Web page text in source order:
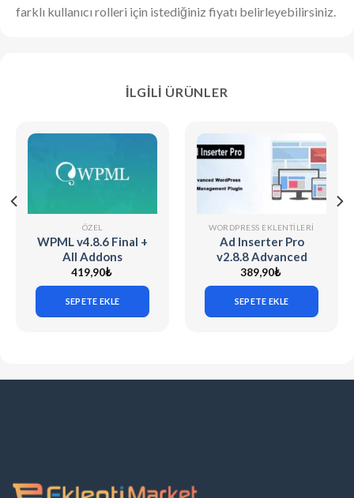
farklı kullanıcı rolleri için istediğiniz fiyatı belirleyebilirsiniz.
İLGILI ÜRÜNLER
ÖZEL
WPML v4.8.6 Final +
All Addons
419,90₺
SEPETE EKLE
WORDPRESS EKLENTILERI
Ad Inserter Pro
v2.8.8 Advanced
WordPress Ad
Management Plugin
389,90₺
SEPETE EKLE